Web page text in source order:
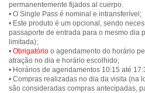
permanentemente fijados al cuerpo.
• O Single Pass é nominal e intransferível;
• Este produto é um opcional, sendo
passaporte de entrada para o mesmo dia
limitada);
• Obrigatório o agendamento do horário
atração no dia e horário escolhido;
• Horários de agendamentos 10:15 até
• Compras realizadas no dia da visita (na
são consideradas compras antecipadas,